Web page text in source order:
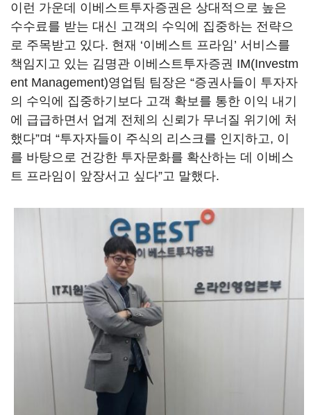
이런 가운데 이베스트투자증권은 상대적으로 높은
수수료를 받는 대신 고객의 수익에 집중하는 전략으
로 주목받고 있다. 현재 ‘이베스트 프라임’ 서비스를
책임지고 있는 김명관 이베스트투자증권 IM(Investm
ent Management)영업팀 팀장은 “증권사들이 투자자
의 수익에 집중하기보다 고객 확보를 통한 이익 내기
에 급급하면서 업계 전체의 신뢰가 무너질 위기에 처
했다”며 “투자자들이 주식의 리스크를 인지하고, 이
를 바탕으로 건강한 투자문화를 확산하는 데 이베스
트 프라임이 앞장서고 싶다”고 말했다.